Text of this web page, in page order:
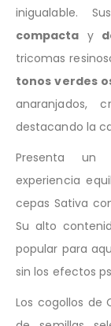
inigualable.
compacta y
tricomas
tonos verdes
anaranjados,
destacando la
Presenta un
experiencia
cepas Sativa
Su alto
popular para
sin los efectos
Los cogollos de